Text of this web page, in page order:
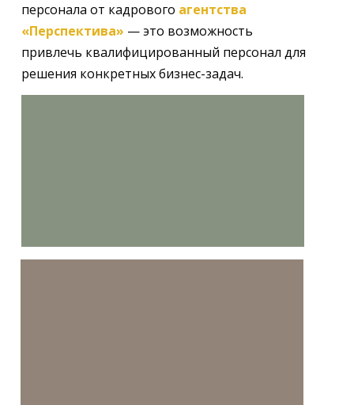
персонала от кадрового агентства
«Перспектива» — это возможность
привлечь квалифицированный персонал для
решения конкретных бизнес-задач.